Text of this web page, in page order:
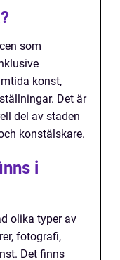
som
konst,
Det är
del av staden
konstälskare.
i
olika typer av
fotografi,
Det finns